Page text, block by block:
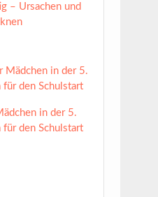
– Ursachen und
in der 5.
den Schulstart